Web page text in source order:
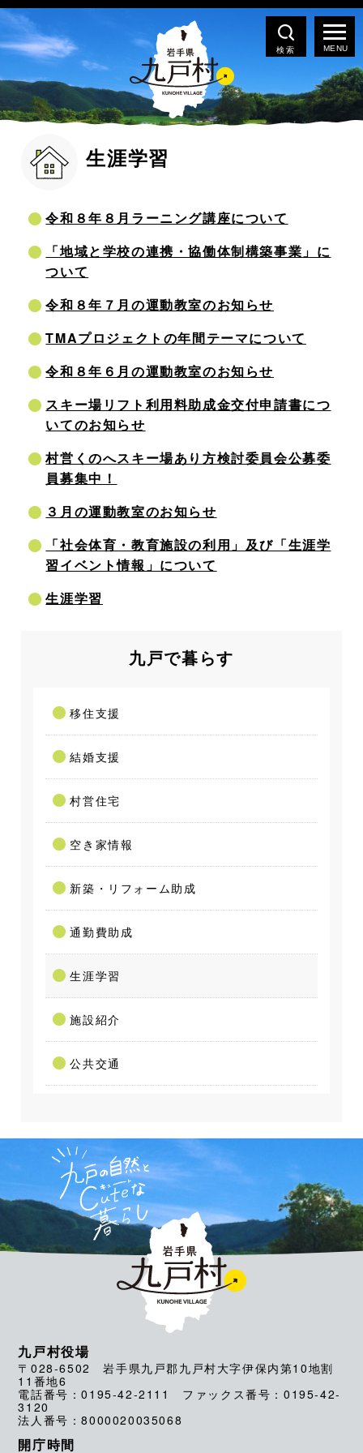
検索
生涯学習
令和８年８月ラーニング講座について
「地域と学校の連携・協働体制構築事業」に
ついて
令和８年７月の運動教室のお知らせ
TMAプロジェクトの年間テーマについて
令和８年６月の運動教室のお知らせ
スキー場リフト利用料助成金交付申請書につ
いてのお知らせ
村営くのへスキー場あり方検討委員会公募委
員募集中！
３月の運動教室のお知らせ
「社会体育・教育施設の利用」及び「生涯学
習イベント情報」について
生涯学習
九戸で暮らす
移住支援
結婚支援
村営住宅
空き家情報
新築・リフォーム助成
通勤費助成
生涯学習
施設紹介
公共交通
九戸村役場
〒028-6502 岩手県九戸郡九戸村大字伊保内第10地割
11番地6
電話番号：0195-42-2111 ファックス番号：0195-42-
3120
法人番号：8000020035068
開庁時間